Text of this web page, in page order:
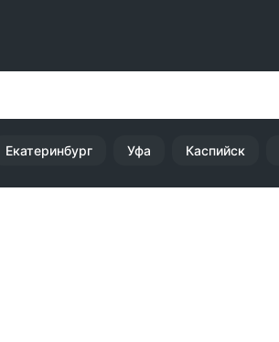
Екатеринбург Уфа Каспийск